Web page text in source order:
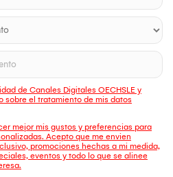
de Canales Digitales OECHSLE y
sobre el tratamiento de mis datos
mejor mis gustos y preferencias para
Acepto que me envien
promociones hechas a mi medida,
eventos y todo lo que se alinee